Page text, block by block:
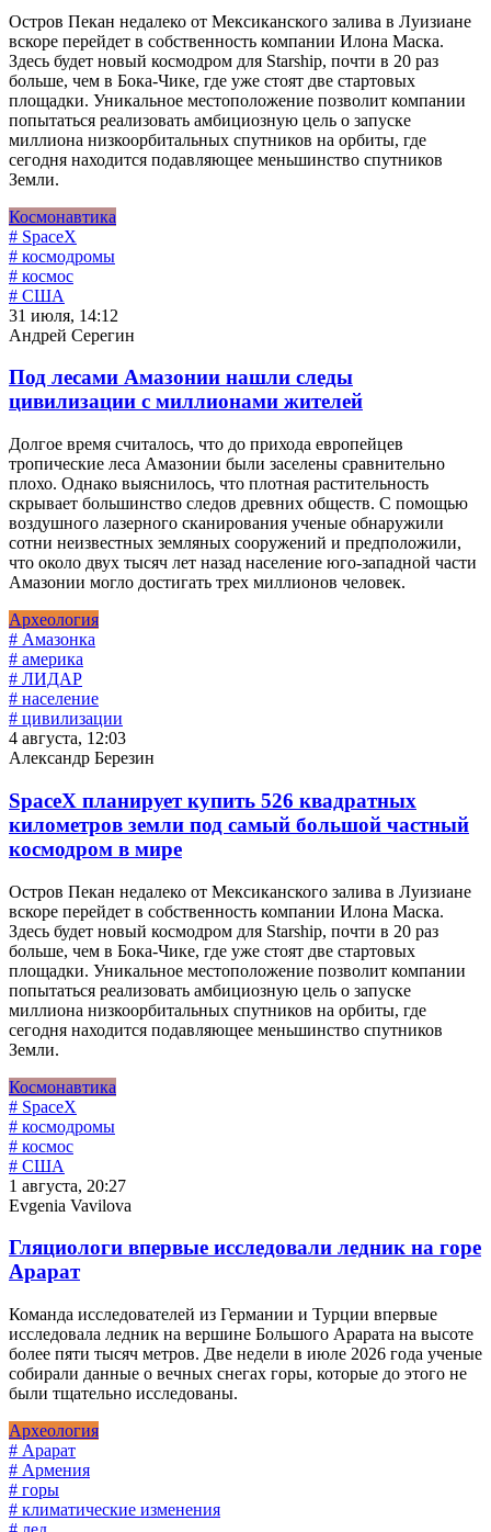
Остров Пекан недалеко от Мексиканского залива в Луизиане
вскоре перейдет в собственность компании Илона Маска.
Здесь будет новый космодром для Starship, почти в 20 раз
больше, чем в Бока-Чике, где уже стоят две стартовых
площадки. Уникальное местоположение позволит компании
попытаться реализовать амбициозную цель о запуске
миллиона низкоорбитальных спутников на орбиты, где
сегодня находится подавляющее меньшинство спутников
Земли.
Космонавтика
# SpaceX
# космодромы
# космос
# США
31 июля, 14:12
Андрей Серегин
Под лесами Амазонии нашли следы
цивилизации с миллионами жителей
Долгое время считалось, что до прихода европейцев
тропические леса Амазонии были заселены сравнительно
плохо. Однако выяснилось, что плотная растительность
скрывает большинство следов древних обществ. С помощью
воздушного лазерного сканирования ученые обнаружили
сотни неизвестных земляных сооружений и предположили,
что около двух тысяч лет назад население юго-западной части
Амазонии могло достигать трех миллионов человек.
Археология
# Амазонка
# америка
# ЛИДАР
# население
# цивилизации
4 августа, 12:03
Александр Березин
SpaceX планирует купить 526 квадратных
километров земли под самый большой частный
космодром в мире
Остров Пекан недалеко от Мексиканского залива в Луизиане
вскоре перейдет в собственность компании Илона Маска.
Здесь будет новый космодром для Starship, почти в 20 раз
больше, чем в Бока-Чике, где уже стоят две стартовых
площадки. Уникальное местоположение позволит компании
попытаться реализовать амбициозную цель о запуске
миллиона низкоорбитальных спутников на орбиты, где
сегодня находится подавляющее меньшинство спутников
Земли.
Космонавтика
# SpaceX
# космодромы
# космос
# США
1 августа, 20:27
Evgenia Vavilova
Гляциологи впервые исследовали ледник на горе
Арарат
Команда исследователей из Германии и Турции впервые
исследовала ледник на вершине Большого Арарата на высоте
более пяти тысяч метров. Две недели в июле 2026 года ученые
собирали данные о вечных снегах горы, которые до этого не
были тщательно исследованы.
Археология
# Арарат
# Армения
# горы
# климатические изменения